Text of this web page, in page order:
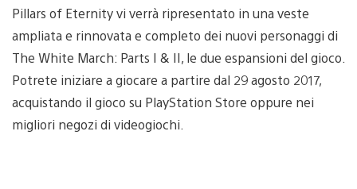
Pillars of Eternity vi verrà ripresentato in una veste
ampliata e rinnovata e completo dei nuovi personaggi di
The White March: Parts I & II, le due espansioni del gioco.
Potrete iniziare a giocare a partire dal 29 agosto 2017,
acquistando il gioco su PlayStation Store oppure nei
migliori negozi di videogiochi.